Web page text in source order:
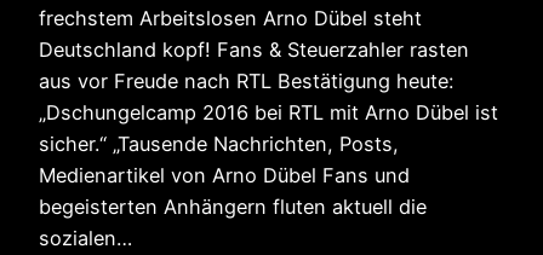
frechstem Arbeitslosen Arno Dübel steht
Deutschland kopf! Fans & Steuerzahler rasten
aus vor Freude nach RTL Bestätigung heute:
„Dschungelcamp 2016 bei RTL mit Arno Dübel ist
sicher.“ „Tausende Nachrichten, Posts,
Medienartikel von Arno Dübel Fans und
begeisterten Anhängern fluten aktuell die
sozialen…